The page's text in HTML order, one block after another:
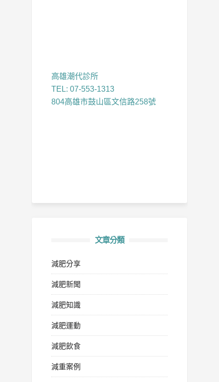
高雄潮代診所
TEL: 07-553-1313
804高雄市鼓山區文信路258號
文章分類
減肥分享
減肥新聞
減肥知識
減肥運動
減肥飲食
減重案例